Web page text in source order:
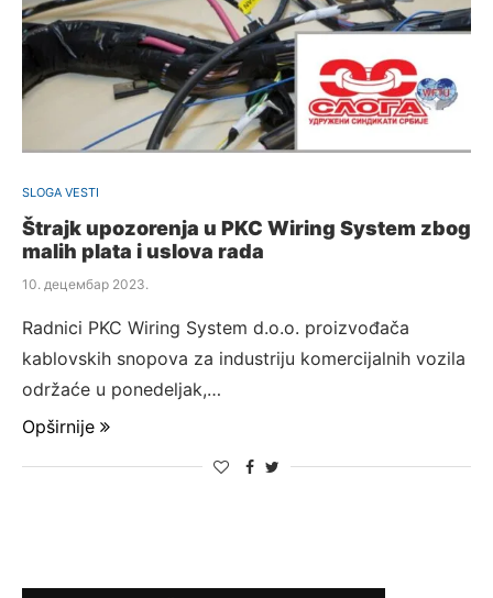
SLOGA VESTI
Štrajk upozorenja u PKC Wiring System zbog
malih plata i uslova rada
10. децембар 2023.
Radnici PKC Wiring System d.o.o. proizvođača
kablovskih snopova za industriju komercijalnih vozila
održaće u ponedeljak,…
Opširnije